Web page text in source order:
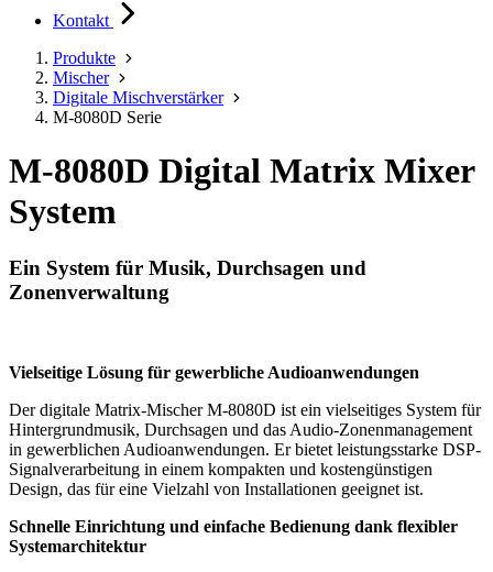
Kontakt
Produkte
Mischer
Digitale Mischverstärker
M-8080D Serie
M-8080D Digital Matrix Mixer
System
Ein System für Musik, Durchsagen und
Zonenverwaltung
Vielseitige Lösung für gewerbliche Audioanwendungen
Der digitale Matrix-Mischer M-8080D ist ein vielseitiges System für
Hintergrundmusik, Durchsagen und das Audio-Zonenmanagement
in gewerblichen Audioanwendungen. Er bietet leistungsstarke DSP-
Signalverarbeitung in einem kompakten und kostengünstigen
Design, das für eine Vielzahl von Installationen geeignet ist.
Schnelle Einrichtung und einfache Bedienung dank flexibler
Systemarchitektur